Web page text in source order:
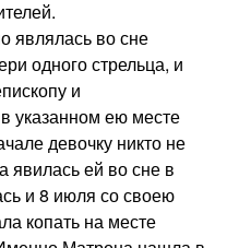
являлась во сне
одного стрельца, и
и
указанном ею месте
девочку никто не
явилась ей во сне в
и 8 июля со своею
копать на месте